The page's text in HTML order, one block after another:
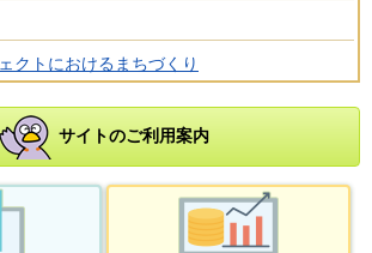
クトにおけるまちづくり
サイトのご利用案内